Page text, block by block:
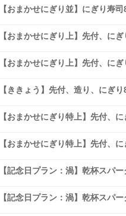
【おまかせにぎり並】にぎり寿
【おまかせにぎり上】先付、に
【おまかせにぎり上】先付、に
【ききょう】先付、造り、にぎ
【おまかせにぎり特上】先付、
【おまかせにぎり特上】先付、
【記念日プラン：渦】乾杯スパ
【記念日プラン：渦】乾杯スパ